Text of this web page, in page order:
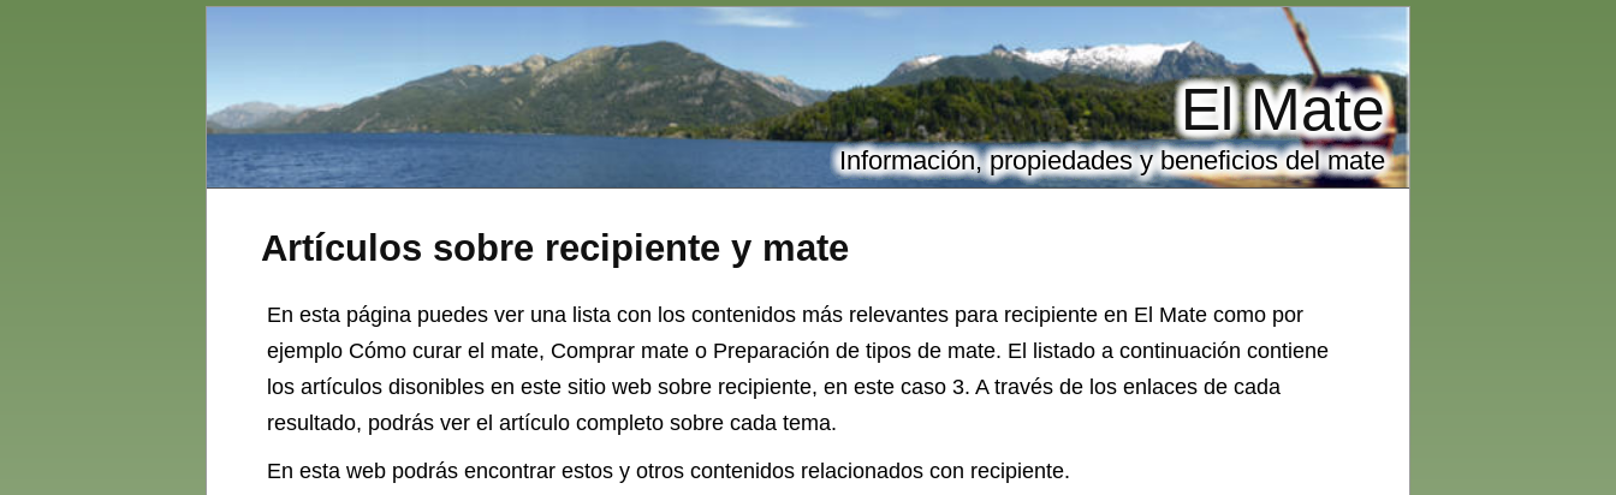
Artículos sobre recipiente y mate
El Mate
Información, propiedades y beneficios del mate
En esta página puedes ver una lista con los contenidos más relevantes para recipiente en El Mate como por
ejemplo Cómo curar el mate, Comprar mate o Preparación de tipos de mate. El listado a continuación contiene
los artículos disonibles en este sitio web sobre recipiente, en este caso 3. A través de los enlaces de cada
resultado, podrás ver el artículo completo sobre cada tema.
En esta web podrás encontrar estos y otros contenidos relacionados con recipiente.